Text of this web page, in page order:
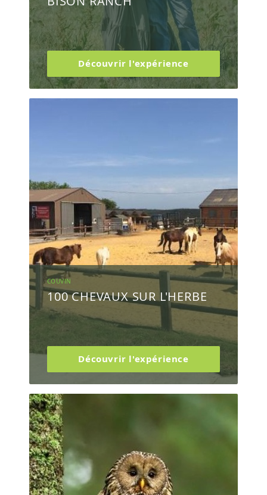
Découvrir l'expérience
COUVIN
100 CHEVAUX SUR L'HERBE
Découvrir l'expérience